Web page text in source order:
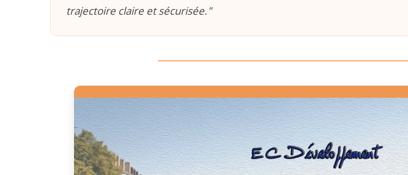
trajectoire claire et sécurisée."